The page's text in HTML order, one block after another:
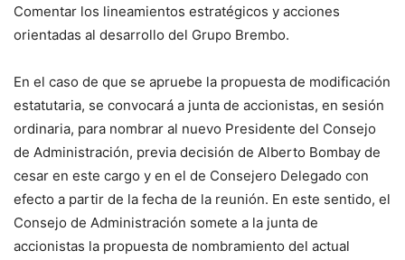
Comentar los lineamientos estratégicos y acciones
orientadas al desarrollo del Grupo Brembo.
En el caso de que se apruebe la propuesta de modificación
estatutaria, se convocará a junta de accionistas, en sesión
ordinaria, para nombrar al nuevo Presidente del Consejo
de Administración, previa decisión de Alberto Bombay de
cesar en este cargo y en el de Consejero Delegado con
efecto a partir de la fecha de la reunión. En este sentido, el
Consejo de Administración somete a la junta de
accionistas la propuesta de nombramiento del actual